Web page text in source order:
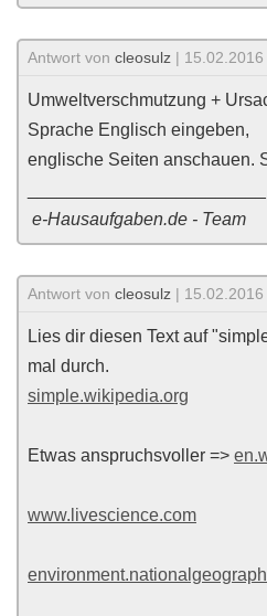
Antwort von cleosulz |
Umweltverschmutzung +
Sprache Englisch eingeben,
englische Seiten anschauen.
e-Hausaufgaben.de - Team
Antwort von cleosulz |
Lies dir diesen Text auf
mal durch.
simple.wikipedia.org
Etwas anspruchsvoller =>
www.livescience.com